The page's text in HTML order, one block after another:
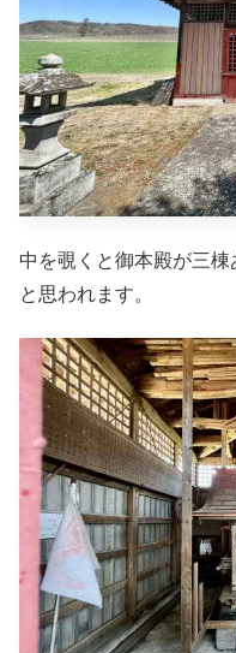
中を覗くと御本殿が三
と思われます。